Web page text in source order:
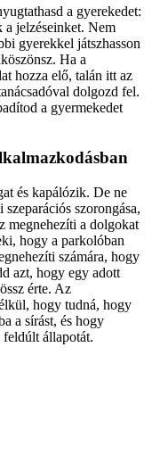
a gyerekedet:
a jelzéseinket. Nem
gyerekkel játszhasson
Ha a
hozza elő, talán itt az
dolgozd fel.
a gyermekedet
és kapálózik. De ne
szorongása,
megnehezíti a dolgokat
hogy a parkolóban
számára, hogy
azt, hogy egy adott
érte. Az
hogy tudná, hogy
a sírást, és hogy
feldúlt állapotát.